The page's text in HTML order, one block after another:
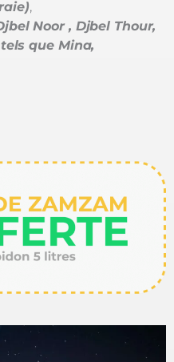
,
Noor , Djbel Thour,
que Mina,